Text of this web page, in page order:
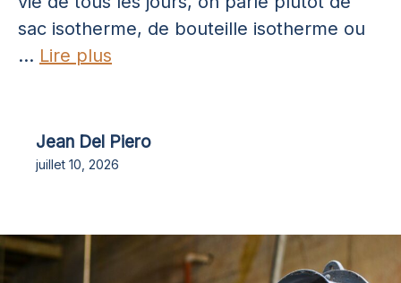
sac isotherme, de bouteille isotherme ou
... Lire plus
Jean Del Piero
juillet 10, 2026